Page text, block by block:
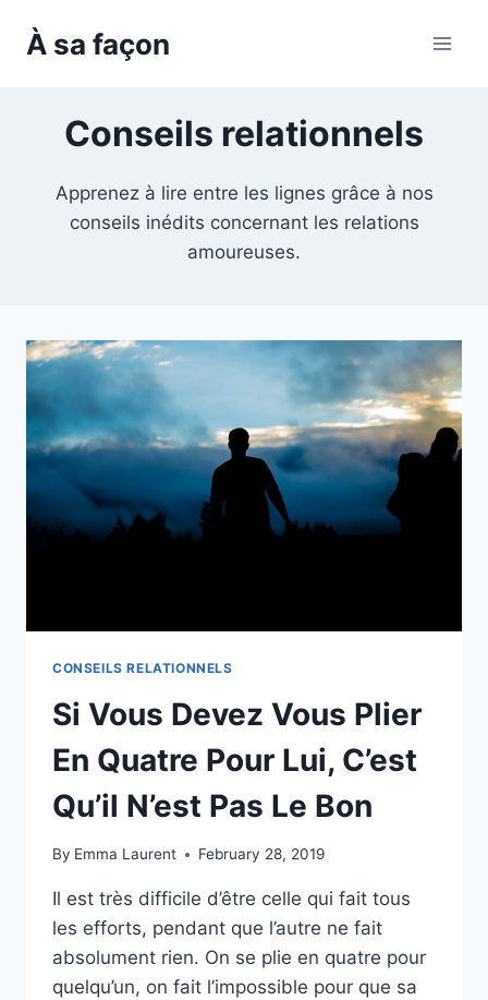
À sa façon
Conseils relationnels
Apprenez à lire entre les lignes grâce à nos
conseils inédits concernant les relations
amoureuses.
CONSEILS RELATIONNELS
Si Vous Devez Vous Plier
En Quatre Pour Lui, C’est
Qu’il N’est Pas Le Bon
By Emma Laurent February 28, 2019
Il est très difficile d’être celle qui fait tous
les efforts, pendant que l’autre ne fait
absolument rien. On se plie en quatre pour
quelqu’un, on fait l’impossible pour que sa